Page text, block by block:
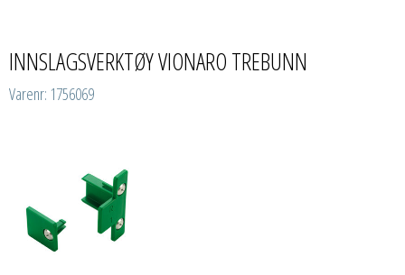
INNSLAGSVERKTØY VIONARO TREBUNN
Varenr: 1756069